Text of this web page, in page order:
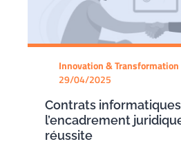
Innovation &
29/04/2025
Contrats informatiques
l’encadrement
réussite